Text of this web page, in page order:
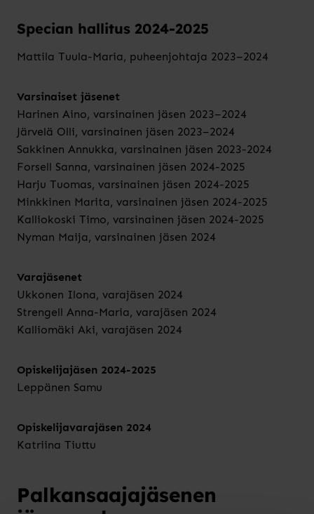
Specian hallitus 2024-2025
Mattila Tuula-Maria, puheenjohtaja 2023–2024
Varsinaiset jäsenet
Harinen Aino, varsinainen jäsen 2023–2024
Järvelä Olli, varsinainen jäsen 2023–2024
Sakkinen Annukka, varsinainen jäsen 2023-2024
Forsell Sanna, varsinainen jäsen 2024-2025
Harju Tuomas, varsinainen jäsen 2024-2025
Minkkinen Marita, varsinainen jäsen 2024-2025
Kalliokoski Timo, varsinainen jäsen 2024-2025
Nyman Maija, varsinainen jäsen 2024
Varajäsenet
Ukkonen Ilona, varajäsen 2024
Strengell Anna-Maria, varajäsen 2024
Kalliomäki Aki, varajäsen 2024
Opiskelijajäsen 2024-2025
Leppänen Samu
Opiskelijavarajäsen 2024
Katriina Tiuttu
Palkansaajajäsenen